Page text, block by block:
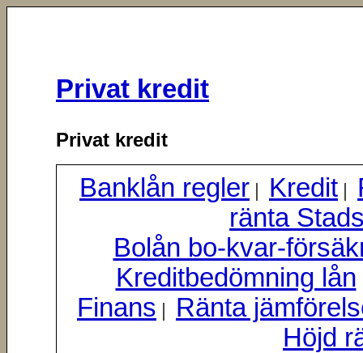
Privat kredit
Privat kredit
Banklån regler | Kredit |
ränta
Bolån bo-kvar-
Kreditbedömning lån
Finans | Ränta
Höjd